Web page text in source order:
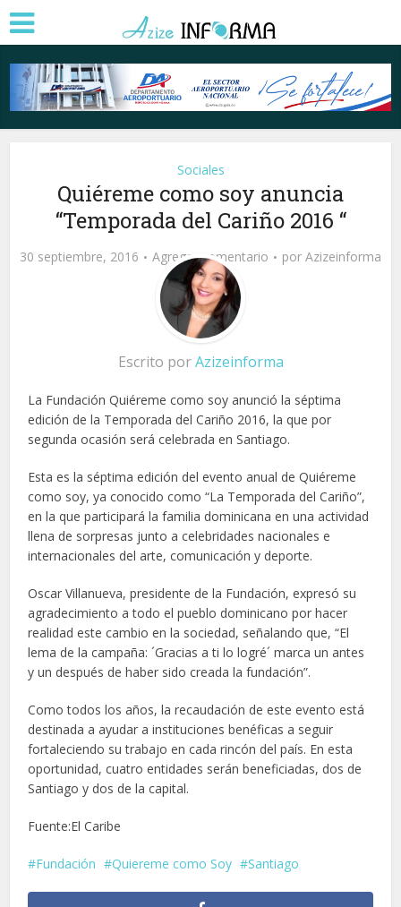
Sociales
Quiéreme como soy anuncia
“Temporada del Cariño 2016 “
30 septiembre, 2016 Agregar comentario por Azizeinforma
Escrito porAzizeinforma
La Fundación Quiéreme como soy anunció la séptima
edición de la Temporada del Cariño 2016, la que por
segunda ocasión será celebrada en Santiago.
Esta es la séptima edición del evento anual de Quiéreme
como soy, ya conocido como “La Temporada del Cariño”,
en la que participará la familia dominicana en una actividad
llena de sorpresas junto a celebridades nacionales e
internacionales del arte, comunicación y deporte.
Oscar Villanueva, presidente de la Fundación, expresó su
agradecimiento a todo el pueblo dominicano por hacer
realidad este cambio en la sociedad, señalando que, “El
lema de la campaña: ´Gracias a ti lo logré´ marca un antes
y un después de haber sido creada la fundación”.
Como todos los años, la recaudación de este evento está
destinada a ayudar a instituciones benéficas a seguir
fortaleciendo su trabajo en cada rincón del país. En esta
oportunidad, cuatro entidades serán beneficiadas, dos de
Santiago y dos de la capital.
Fuente:El Caribe
Fundación Quiereme como Soy Santiago